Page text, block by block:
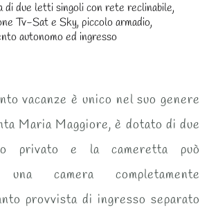
due letti singoli con rete reclinabile,
Tv-Sat e Sky, piccolo armadio,
autonomo ed ingresso
vacanze è unico nel suo genere
Maria Maggiore, è dotato di due
privato e la cameretta può
una camera completamente
provvista di ingresso separato